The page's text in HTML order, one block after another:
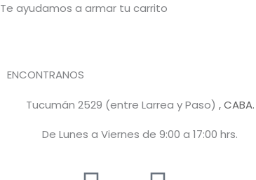
Te ayudamos a armar tu carrito
ENCONTRANOS
Tucumán 2529 (entre Larrea y Paso) , CABA.
De Lunes a Viernes de 9:00 a 17:00 hrs.